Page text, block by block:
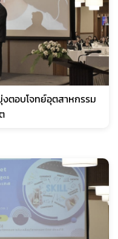
งตอบโจทย์อุตสาหกรรม